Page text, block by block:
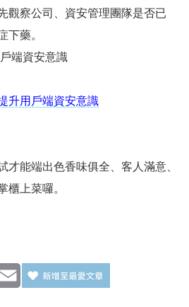
觀察公司、資安管理團隊是否已
下藥。
端資安意識
升用戶端資安意識
才能端出色香味俱全、客人滿意、
櫃上菜囉。
Email